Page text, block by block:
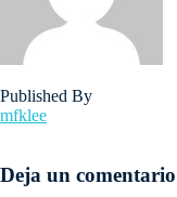
Published By
mfklee
Deja un comentario